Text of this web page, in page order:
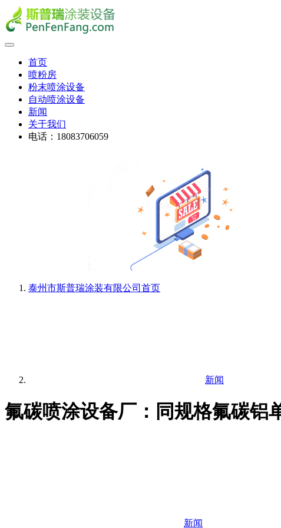
首页
喷粉房
粉末喷涂设备
自动喷涂设备
新闻
关于我们
电话：18083706059
泰州市斯普瑞涂装有限公司 首页
新闻
氟碳喷涂设备厂：同规格氟碳铝
新闻